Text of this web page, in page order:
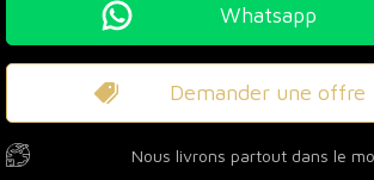
Whatsapp
Demander une offre
Nous livrons partout dans le